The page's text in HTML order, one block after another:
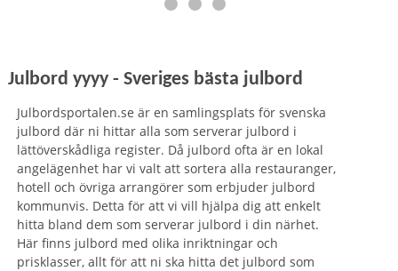
Julbord yyyy - Sveriges bästa julbord
Julbordsportalen.se är en samlingsplats för svenska
julbord där ni hittar alla som serverar julbord i
lättöverskådliga register. Då julbord ofta är en lokal
angelägenhet har vi valt att sortera alla restauranger,
hotell och övriga arrangörer som erbjuder julbord
kommunvis. Detta för att vi vill hjälpa dig att enkelt
hitta bland dem som serverar julbord i din närhet.
Här finns julbord med olika inriktningar och
prisklasser, allt för att ni ska hitta det julbord som